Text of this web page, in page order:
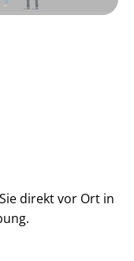
direkt vor Ort in